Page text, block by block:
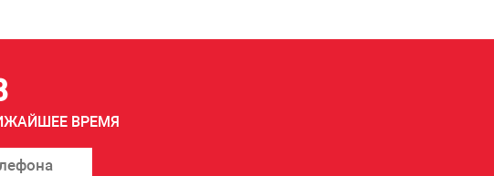
ВРЕМЯ